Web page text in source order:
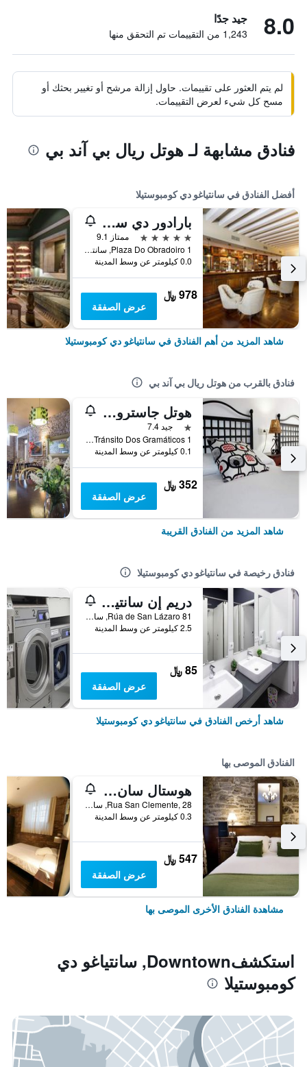
8.0 جيد جدًا
1,243 من التقييمات تم التحقق منها
لم يتم العثور على تقييمات. حاول إزالة مرشح أو تغيير بحثك أو
مسح كل شيء لعرض التقييمات.
فنادق مشابهة لـ هوتل ريال بي آند بي
أفضل الفنادق في سانتياغو دي كومبوستيلا
بارادور دي سانتياجو دي كومبوستيلا
5 نجوم
ممتاز 9.1
Plaza Do Obradoiro 1, سانتياغو دي كومبوستيلا, غاليسيا, أسبانيا
0.0 كيلومتر عن وسط المدينة
978 ﷼
عرض الصفقة
شاهد المزيد من أهم الفنادق في سانتياغو دي كومبوستيلا
فنادق بالقرب من هوتل ريال بي آند بي
هوتل جاسترونوميكو آركو دي مازاريلوس
نجمة واحدة
جيد 7.4
Tránsito Dos Gramáticos 1, سانتياغو دي كومبوستيلا, غاليسيا, أسبانيا
0.1 كيلومتر عن وسط المدينة
352 ﷼
عرض الصفقة
شاهد المزيد من الفنادق القريبة
فنادق رخيصة في سانتياغو دي كومبوستيلا
دريم إن سانتياجو
Rúa de San Lázaro 81, سانتياغو دي كومبوستيلا, غاليسيا, أسبانيا
2.5 كيلومتر عن وسط المدينة
85 ﷼
عرض الصفقة
شاهد أرخص الفنادق في سانتياغو دي كومبوستيلا
الفنادق الموصى بها
هوستال سان كليمنتي، بوساداس دي كومبوستيلا
Rua San Clemente, 28, سانتياغو دي كومبوستيلا, غاليسيا, أسبانيا
0.3 كيلومتر عن وسط المدينة
547 ﷼
عرض الصفقة
مشاهدة الفنادق الأخرى الموصى بها
استكشفDowntown, سانتياغو دي
كومبوستيلا